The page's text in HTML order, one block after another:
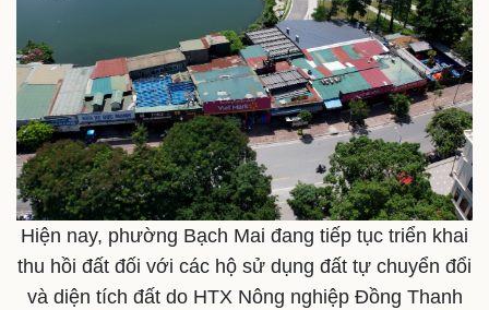
Tỷ giá
Chứng khoán
Giá cà phê
Hiện nay, phường Bạch Mai đang tiếp tục triển khai
thu hồi đất đối với các hộ sử dụng đất tự chuyển đổi
và diện tích đất do HTX Nông nghiệp Đồng Thanh